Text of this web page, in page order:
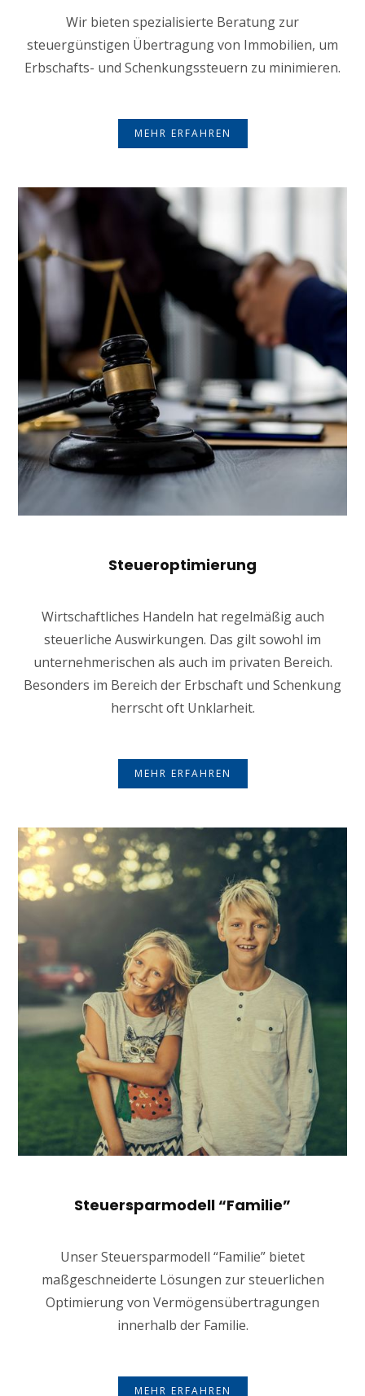
Wir bieten spezialisierte Beratung zur
steuergünstigen Übertragung von Immobilien, um
Erbschafts- und Schenkungssteuern zu minimieren.
MEHR ERFAHREN
Steueroptimierung
Wirtschaftliches Handeln hat regelmäßig auch
steuerliche Auswirkungen. Das gilt sowohl im
unternehmerischen als auch im privaten Bereich.
Besonders im Bereich der Erbschaft und Schenkung
herrscht oft Unklarheit.
MEHR ERFAHREN
Steuersparmodell “Familie”
Unser Steuersparmodell “Familie” bietet
maßgeschneiderte Lösungen zur steuerlichen
Optimierung von Vermögensübertragungen
innerhalb der Familie.
MEHR ERFAHREN